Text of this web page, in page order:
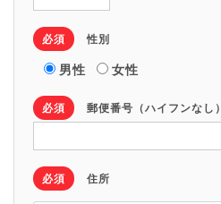
必須 性別
男性 女性
必須 郵便番号（ハイフンなし）
必須 住所